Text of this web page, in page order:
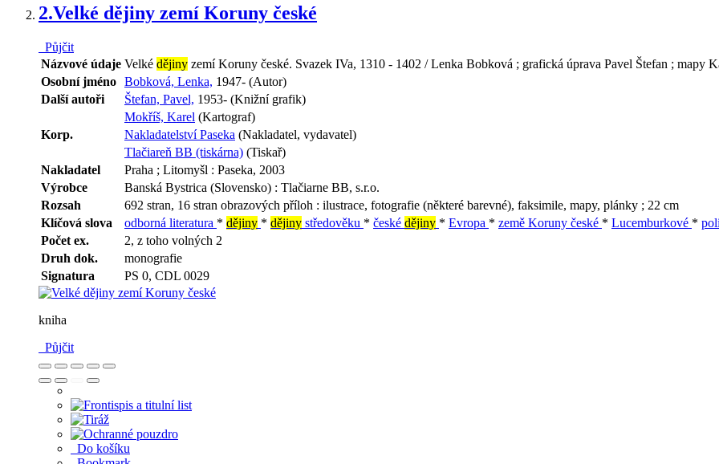
2.Velké dějiny zemí Koruny české
Půjčit
Názvové údaje Velké dějiny zemí Koruny české. Svazek IVa, 1310 - 1402 / Lenka Bobková ; grafická úprava Pavel Štefan ; mapy
Osobní jméno Bobková, Lenka, 1947- (Autor)
Další autoři
Štefan, Pavel, 1953- (Knižní grafik)
Mokříš, Karel (Kartograf)
Korp.
Nakladatelství Paseka (Nakladatel, vydavatel)
Tlačiareň BB (tiskárna) (Tiskař)
Nakladatel
Praha ; Litomyšl : Paseka, 2003
Výrobce
Banská Bystrica (Slovensko) : Tlačiarne BB, s.r.o.
Rozsah
692 stran, 16 stran obrazových příloh : ilustrace, fotografie (některé barevné), faksimile, mapy, plánky ; 22 cm
Klíčová slova
odborná literatura * dějiny * dějiny středověku * české dějiny * Evropa * země Koruny české * Lucemburkové *
Počet ex.
2, z toho volných 2
Druh dok.
monografie
Signatura
PS 0, CDL 0029
kniha
Půjčit
Do košíku